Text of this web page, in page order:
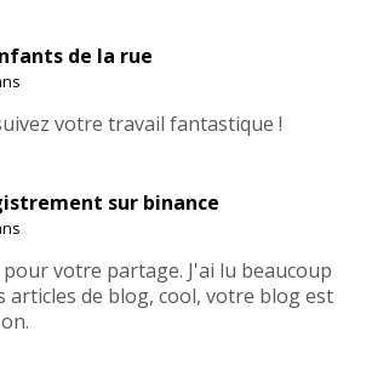
de la rue
votre travail fantastique !
sur binance
votre partage. J'ai lu beaucoup
articles de blog, cool, votre blog est